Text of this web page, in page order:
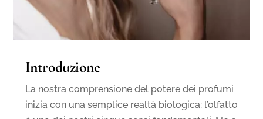
Introduzione
La nostra comprensione del potere dei profumi
inizia con una semplice realtà biologica: l’olfatto